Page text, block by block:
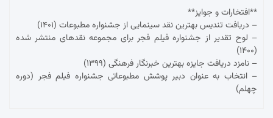
**افتخارات و جوایز**
– دریافت تندیس بهترین نقد سینمایی از جشنواره مطبوعات (۱۴۰۱)
– لوح تقدیر از جشنواره فیلم فجر برای مجموعه نقدهای منتشر شده
(۱۴۰۰)
– نامزد دریافت جایزه بهترین خبرنگار فرهنگی (۱۳۹۹)
– انتخاب به عنوان دبیر پوشش مطبوعاتی جشنواره فیلم فجر (دوره
چهلم)